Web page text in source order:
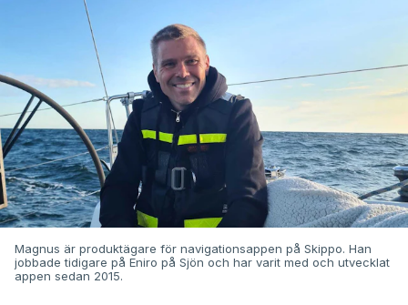
Magnus är produktägare för navigationsappen på Skippo. Han
jobbade tidigare på Eniro på Sjön och har varit med och utvecklat
appen sedan 2015.